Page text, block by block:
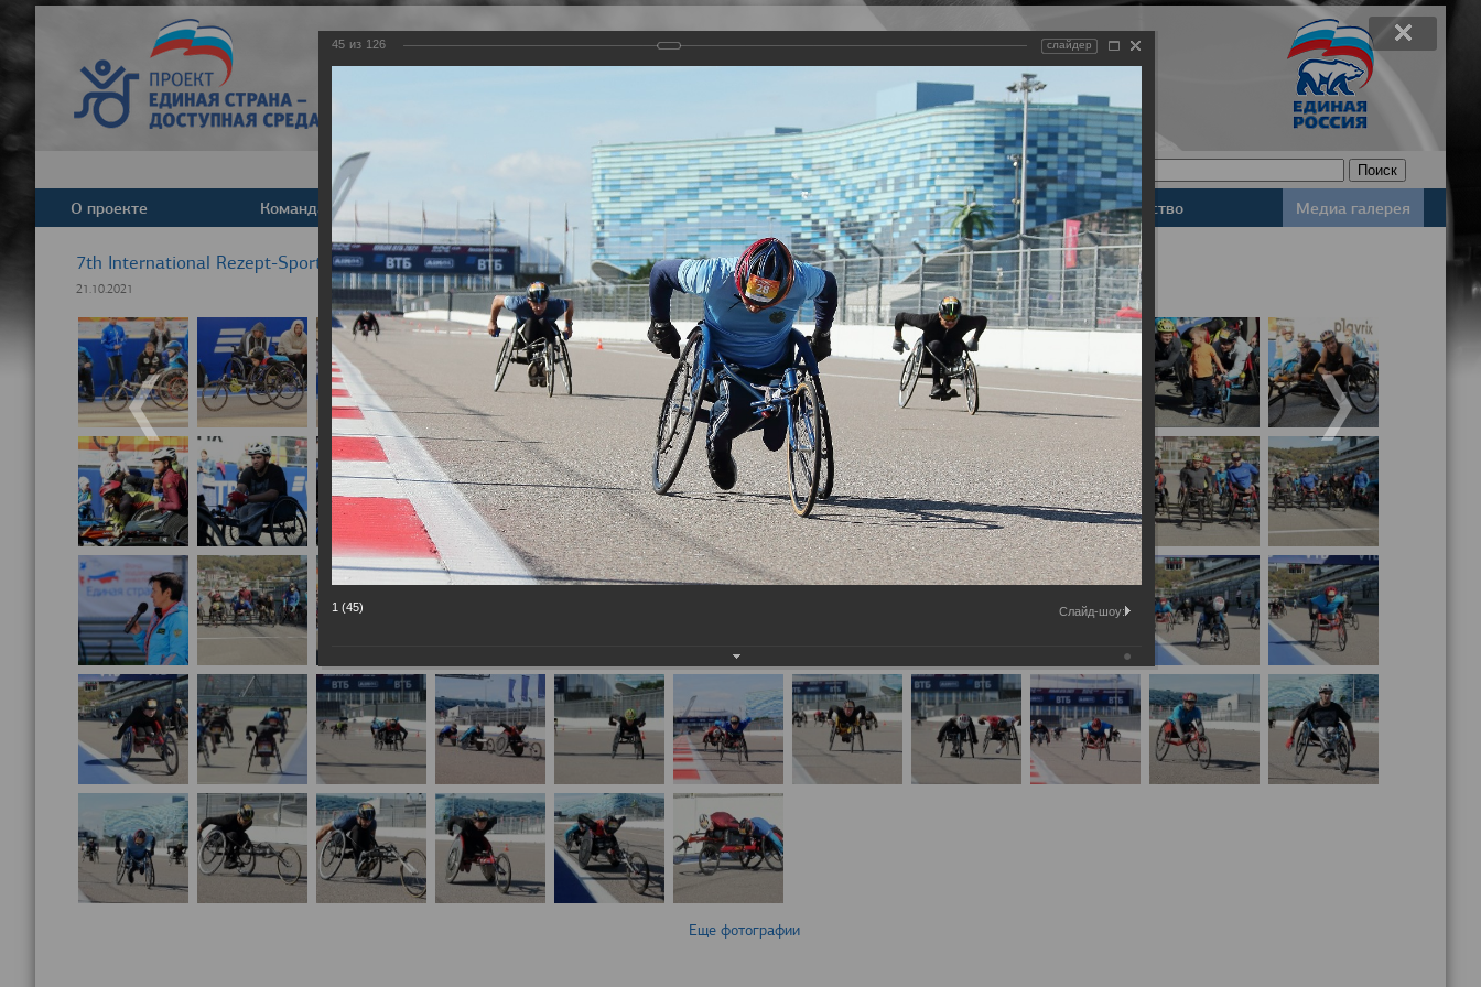
Задать вопрос
Версия для слабовидящих
О проекте Команда Новости Деятельность Базы данных Законодательство Медиа галерея
7th International Rezept-Sport Wheelchair Half Marathon
21.10.2021
Еще фотографии
45 из 126 слайдер
1 (45) Слайд-шоу: